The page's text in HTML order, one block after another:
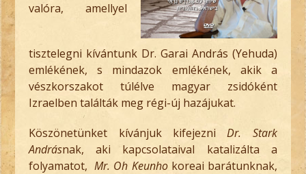
valóra, amellyel
tisztelegni kívántunk Dr. Garai András (Yehuda)
emlékének, s mindazok emlékének, akik a
vészkorszakot túlélve magyar zsidóként
Izraelben találták meg régi-új hazájukat.
Köszönetünket kívánjuk kifejezniDr. Stark
Andrásnak, aki kapcsolataival katalizálta a
folyamatot, Mr. Oh Keunhokoreai barátunknak,